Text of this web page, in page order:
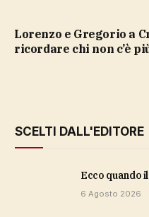
Lorenzo e Gregorio a Crans Montana per
ricordare chi non c’è
SCELTI DALL'EDITORE
ecco
6 Agosto 2026